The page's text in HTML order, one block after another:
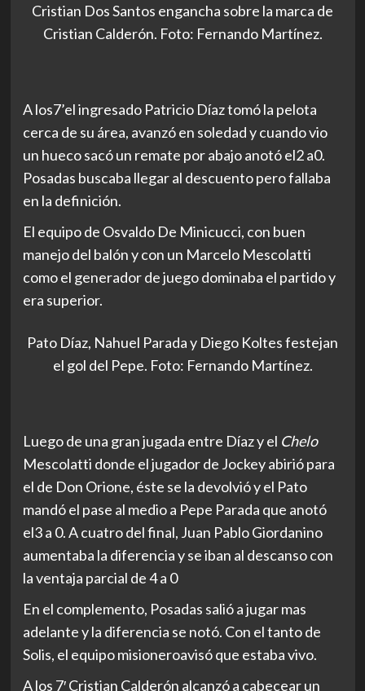
Cristian Dos Santos engancha sobre la marca de
Cristian Calderón. Foto: Fernando Martínez.
A los7’el ingresado Patricio Díaz tomó la pelota
cerca de su área, avanzó en soledad y cuando vio
un hueco sacó un remate por abajo anotó el2 a0.
Posadas buscaba llegar al descuento pero fallaba
en la definición.
El equipo de Osvaldo De Minicucci, con buen
manejo del balón y con un Marcelo Mescolatti
como el generador de juego dominaba el partido y
era superior.
Pato Díaz, Nahuel Parada y Diego Koltes festejan
el gol del Pepe. Foto: Fernando Martínez.
Luego de una gran jugada entre Díaz y el Chelo
Mescolatti donde el jugador de Jockey abirió para
el de Don Orione, éste se la devolvió y el Pato
mandó el pase al medio a Pepe Parada que anotó
el3 a 0. A cuatro del final, Juan Pablo Giordanino
aumentaba la diferencia y se iban al descanso con
la ventaja parcial de 4 a 0
En el complemento, Posadas salió a jugar mas
adelante y la diferencia se notó. Con el tanto de
Solis, el equipo misioneroavisó que estaba vivo.
A los 7′ Cristian Calderón alcanzó a cabecear un